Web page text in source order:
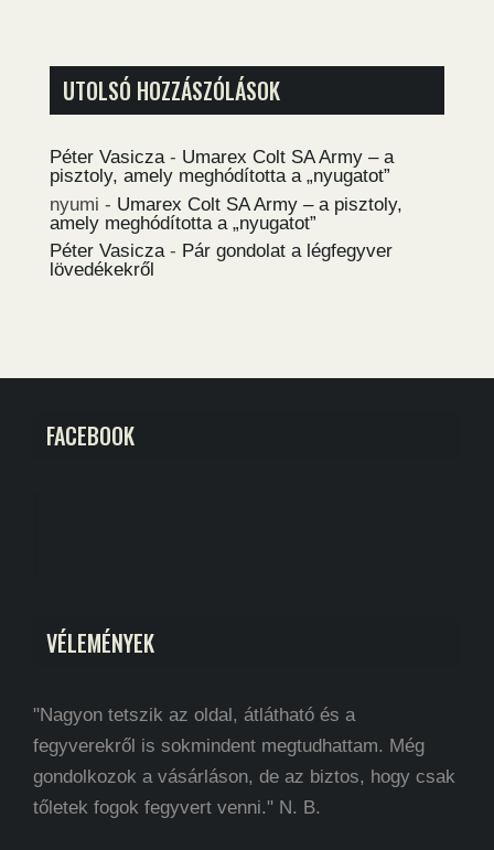
UTOLSÓ HOZZÁSZÓLÁSOK
Péter Vasicza- Umarex Colt SA Army – a
pisztoly, amely meghódította a „nyugatot”
nyumi - Umarex Colt SA Army – a pisztoly,
amely meghódította a „nyugatot”
Péter Vasicza- Pár gondolat a légfegyver
lövedékekről
FACEBOOK
VÉLEMÉNYEK
"Nagyon tetszik az oldal, átlátható és a
fegyverekről is sokmindent megtudhattam. Még
gondolkozok a vásárláson, de az biztos, hogy csak
tőletek fogok fegyvert venni." N. B.